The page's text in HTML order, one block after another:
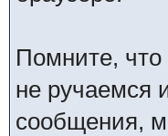
Помните,
не ручаемся
сообщения,